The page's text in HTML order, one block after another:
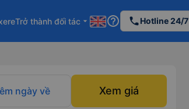
Trở thành đối tác arrow_drop_down help_outline phoneHotline 24/7
ngày về Xem giá